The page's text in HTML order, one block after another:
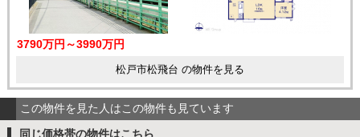
3790万円～3990万円
松戸市松飛台 の物件を見る
この物件を見た人はこの物件も見ています
同じ価格帯の物件はこちら